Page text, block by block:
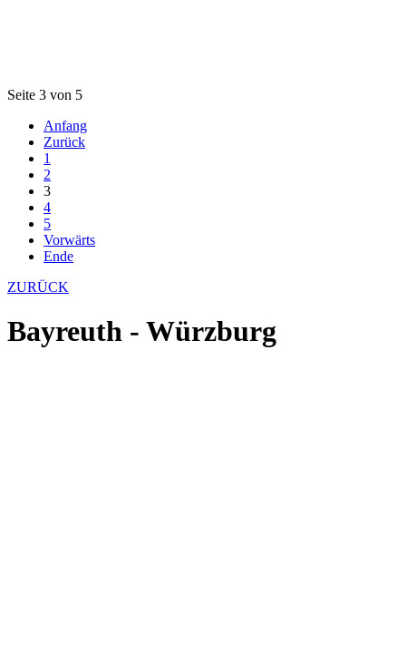
Seite 3 von 5
Anfang
Zurück
1
2
3
4
5
Vorwärts
Ende
ZURÜCK
Bayreuth - Würzburg